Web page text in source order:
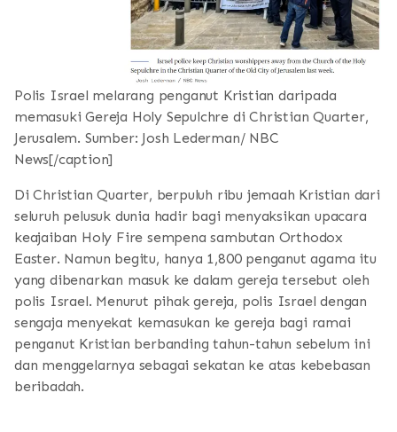
Polis Israel melarang penganut Kristian daripada
memasuki Gereja Holy Sepulchre di Christian Quarter,
Jerusalem. Sumber: Josh Lederman/ NBC
News[/caption]
Di Christian Quarter, berpuluh ribu jemaah Kristian dari
seluruh pelusuk dunia hadir bagi menyaksikan upacara
keajaiban Holy Fire sempena sambutan Orthodox
Easter. Namun begitu, hanya 1,800 penganut agama itu
yang dibenarkan masuk ke dalam gereja tersebut oleh
polis Israel. Menurut pihak gereja, polis Israel dengan
sengaja menyekat kemasukan ke gereja bagi ramai
penganut Kristian berbanding tahun-tahun sebelum ini
dan menggelarnya sebagai sekatan ke atas kebebasan
beribadah.